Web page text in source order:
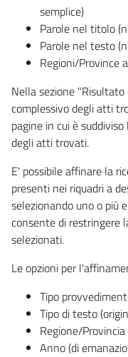
semplice)
Parole nel titolo
Parole nel testo
Regioni/Province
Nella sezione
complessivo degli atti
pagine in cui è
degli atti trovati.
E' possibile affinare la
presenti nei riquadri a
selezionando uno o più
consente di restringere
selezionati.
Le opzioni per
Tipo
Tipo di testo
Regione/
Anno (di